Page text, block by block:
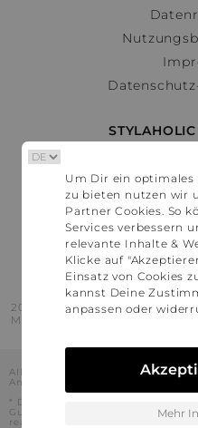
2016 - 2026 © Stylaholic.
Made for you with love in
Alle Preise inkl. der jeweils
Angaben ohne Gewähr.
* Die angezeigten Preise
Gutschein-Codes auf den Seiten
realisiert werden können.
Um Dir ein optimales
zu bieten nutzen wir
Partner Cookies. So
Services verbessern
relevante Inhalte &
Klicke auf
Einsatz von Cookies
kannst Deine
anpassen oder
Mehr